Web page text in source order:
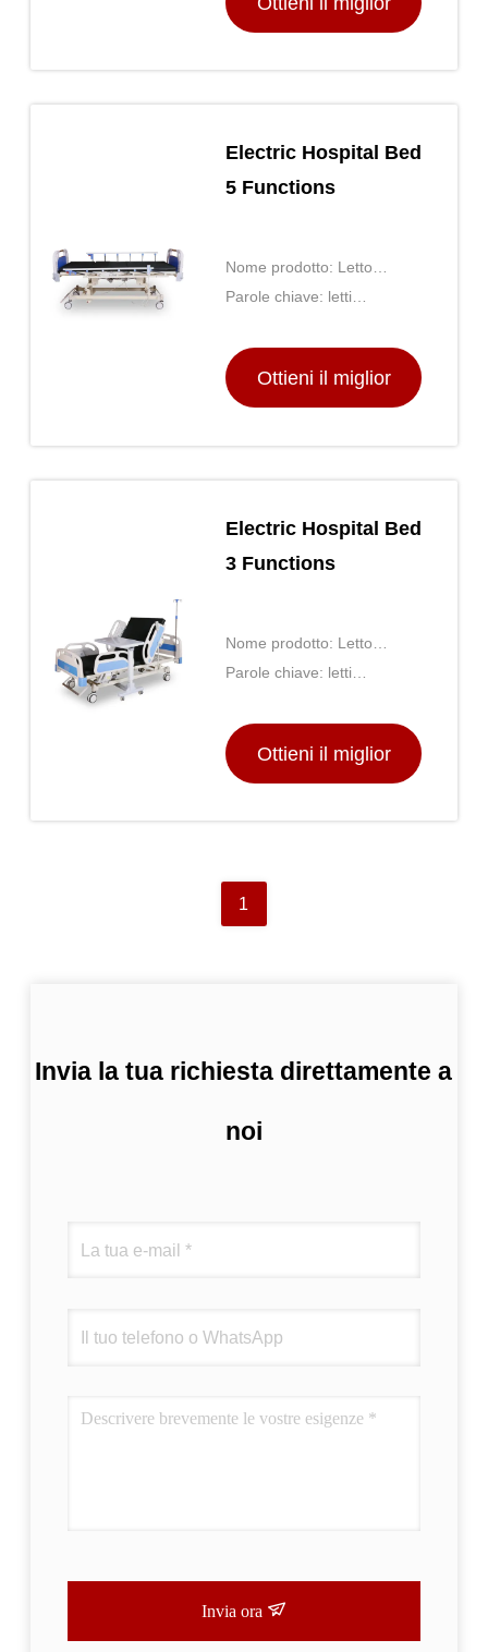
gli anziani
Electric Hospital Bed
5 Functions
Nome prodotto: Letto
ospedaliero elettrico 5
Parole chiave: letti
regolabili elettrici
Ottieni il miglior
Electric Hospital Bed
3 Functions
Nome prodotto: Letto
ospedaliero elettrico 3
Parole chiave: letti
regolabili elettrici
Ottieni il miglior
1
Invia la tua richiesta direttamente a
noi
Invia ora